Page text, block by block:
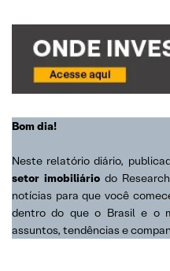
Bom dia!
Neste relatório diário,
setor imobiliário do
notícias para que você
dentro do que o Brasil e o
assuntos, tendências e